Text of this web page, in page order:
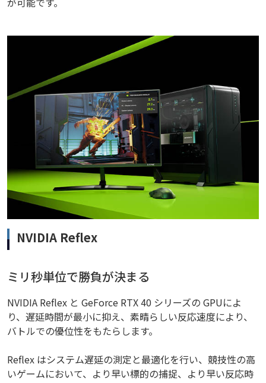
NVIDIA Reflex
ミリ秒単位で勝負が決まる
NVIDIA Reflex と GeForce RTX 40 シリーズの GPUによ
り、遅延時間が最小に抑え、素晴らしい反応速度により、
バトルでの優位性をもたらします。
Reflex はシステム遅延の測定と最適化を行い、競技性の高
いゲームにおいて、より早い標的の捕捉、より早い反応時